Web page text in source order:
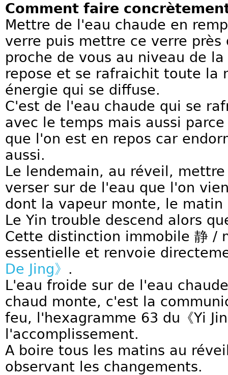
Comment faire
Mettre de l'eau chaude en
verre puis mettre ce verre
proche de vous au niveau de
repose et se rafraichit toute la
énergie qui se diffuse.
C'est de l'eau chaude qui se
avec le temps mais aussi
que l'on est en repos car
aussi.
Le lendemain, au réveil,
verser sur de l'eau que l'on
dont la vapeur monte, le matin
Le Yin trouble descend alors
Cette distinction immobile 静 /
essentielle et renvoie
De Jing》 .
L'eau froide sur de l'eau
chaud monte, c'est la
feu, l'hexagramme 63 du《Yi
l'accomplissement.
A boire tous les matins au
observant les changements.